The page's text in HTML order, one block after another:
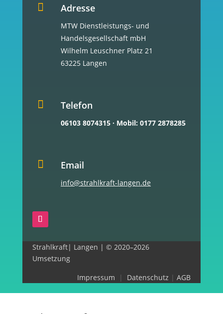
 Adresse
MTW Dienstleistungs- und
Handelsgesellschaft mbH
Wilhelm Leuschner Platz 21
63225 Langen
 Telefon
06103 8074315· Mobil: 0177 2878285
 Email
info@strahlkraft-langen.de
Strahlkraft| Langen | © 2020–2026
Umsetzung
Impressum
| Datenschutz |AGB